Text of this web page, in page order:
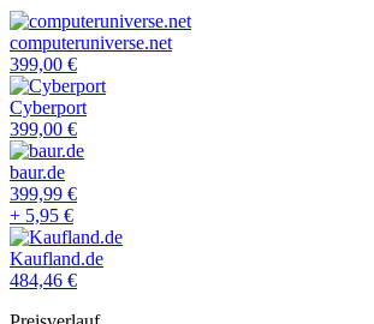
computeruniverse.net
399,00 €
Cyberport
399,00 €
baur.de
399,99 €
+ 5,95 €
Kaufland.de
484,46 €